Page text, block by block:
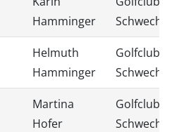
Hamminger
Schwechat
Helmuth
Hamminger
Golfclub
Schwechat
Martina
Hofer
Golfclub
Schwechat